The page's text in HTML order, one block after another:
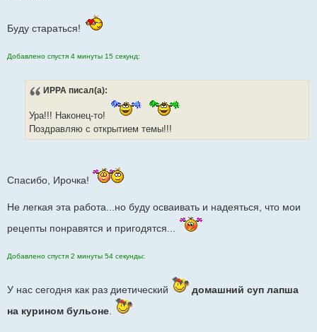
Буду стараться!
Добавлено спустя 4 минуты 15 секунд:
ИРРА писал(а):
Ура!!! Наконец-то!
Поздравляю с открытием темы!!!
Спасибо, Ирочка!
Не легкая эта работа...но буду осваивать и надеяться, что мои
рецепты понравятся и пригодятся...
Добавлено спустя 2 минуты 54 секунды:
У нас сегодня как раз диетический
домашний суп лапша
на курином бульоне.